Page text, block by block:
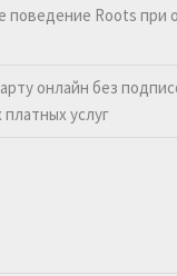
поведение Roots при
онлайн без
услуг